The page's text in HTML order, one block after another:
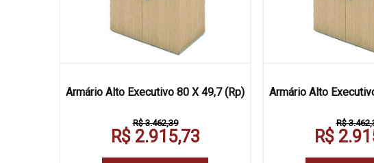
Armário Alto Executivo 80 X 49,7 (Rp)
R$ 3.462,39
R$ 2.915,73
Armário Alto
R$
R$